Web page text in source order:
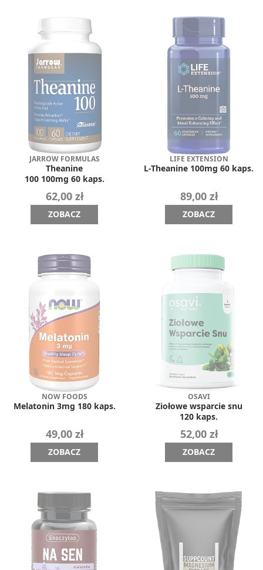
JARROW FORMULAS
Theanine
100 100mg 60 kaps.
62,00 zł
ZOBACZ
LIFE EXTENSION
L-Theanine 100mg 60 kaps.
89,00 zł
ZOBACZ
NOW FOODS
Melatonin 3mg 180 kaps.
49,00 zł
ZOBACZ
OSAVI
Ziołowe wsparcie snu
120 kaps.
52,00 zł
ZOBACZ